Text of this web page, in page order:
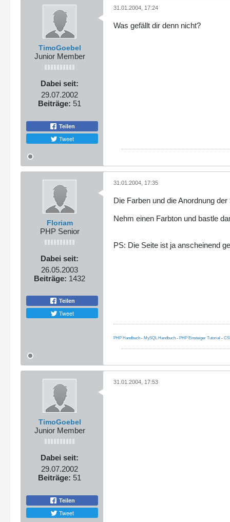
TimoGoebel
Junior Member
Dabei seit:
29.07.2002
Beiträge: 51
Teilen
Tweet
31.01.2004, 17:24
Was gefällt dir denn nicht?
Floriam
PHP Senior
Dabei seit:
26.05.2003
Beiträge: 1432
Teilen
Tweet
31.01.2004, 17:35
Die Farben und die Anordnung der
Nehm einen Farbton und bastle
PS: Die Seite ist ja anscheinend
PHP Handbuch - MySQL Handbuch - PHP Einsteiger Tutorial -
TimoGoebel
Junior Member
Dabei seit:
29.07.2002
Beiträge: 51
Teilen
Tweet
31.01.2004, 17:53